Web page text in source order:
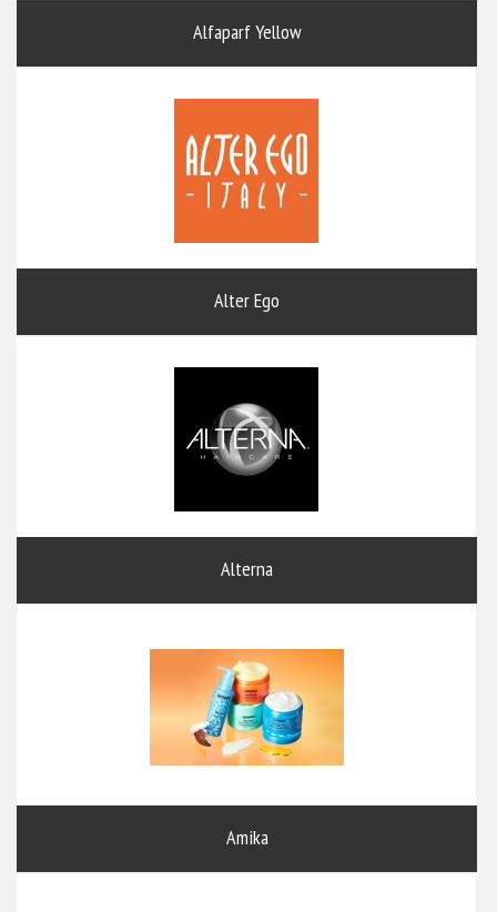
Alfaparf Yellow
Alter Ego
Alterna
Amika